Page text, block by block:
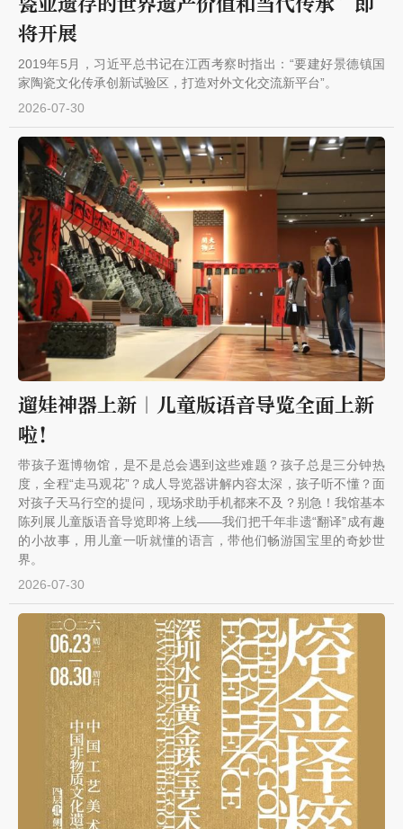
将开展
2019年5月，习近平总书记在江西考察时指出：“要建好景德镇国
家陶瓷文化传承创新试验区，打造对外文化交流新平台”。
2026-07-30
遛娃神器上新｜儿童版语音导览全面上新
啦！
带孩子逛博物馆，是不是总会遇到这些难题？孩子总是三分钟热
度，全程“走马观花”？成人导览器讲解内容太深，孩子听不懂？面
对孩子天马行空的提问，现场求助手机都来不及？别急！我馆基本
陈列展儿童版语音导览即将上线——我们把千年非遗“翻译”成有趣
的小故事，用儿童一听就懂的语言，带他们畅游国宝里的奇妙世
界。
2026-07-30